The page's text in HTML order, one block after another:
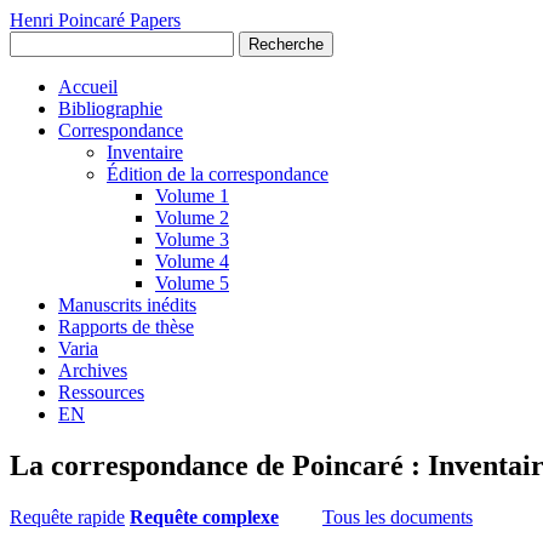
Henri Poincaré Papers
Recherche
Accueil
Bibliographie
Correspondance
Inventaire
Édition de la correspondance
Volume 1
Volume 2
Volume 3
Volume 4
Volume 5
Manuscrits inédits
Rapports de thèse
Varia
Archives
Ressources
EN
La correspondance de Poincaré :
Requête rapide Requête complexe Tous les documents